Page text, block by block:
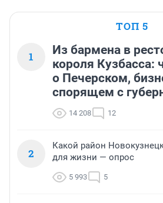
ТОП 5
1
Из бармена в
короля Кузбасса:
о Печерском,
спорящем с
14 208 12
2
Какой район
для жизни — опрос
5 993 5